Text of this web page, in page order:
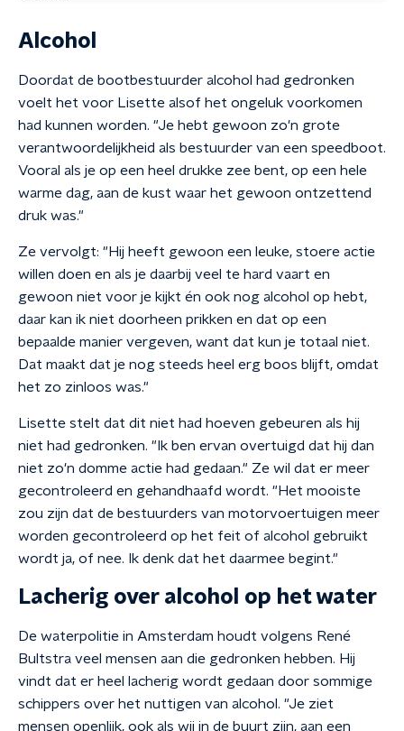
Alcohol
Doordat de bootbestuurder alcohol had gedronken
voelt het voor Lisette alsof het ongeluk voorkomen
had kunnen worden. "Je hebt gewoon zo'n grote
verantwoordelijkheid als bestuurder van een speedboot.
Vooral als je op een heel drukke zee bent, op een hele
warme dag, aan de kust waar het gewoon ontzettend
druk was."
Ze vervolgt: "Hij heeft gewoon een leuke, stoere actie
willen doen en als je daarbij veel te hard vaart en
gewoon niet voor je kijkt én ook nog alcohol op hebt,
daar kan ik niet doorheen prikken en dat op een
bepaalde manier vergeven, want dat kun je totaal niet.
Dat maakt dat je nog steeds heel erg boos blijft, omdat
het zo zinloos was."
Lisette stelt dat dit niet had hoeven gebeuren als hij
niet had gedronken. "Ik ben ervan overtuigd dat hij dan
niet zo'n domme actie had gedaan." Ze wil dat er meer
gecontroleerd en gehandhaafd wordt. "Het mooiste
zou zijn dat de bestuurders van motorvoertuigen meer
worden gecontroleerd op het feit of alcohol gebruikt
wordt ja, of nee. Ik denk dat het daarmee begint."
Lacherig over alcohol op het water
De waterpolitie in Amsterdam houdt volgens René
Bultstra veel mensen aan die gedronken hebben. Hij
vindt dat er heel lacherig wordt gedaan door sommige
schippers over het nuttigen van alcohol. "Je ziet
mensen openlijk, ook als wij in de buurt zijn, aan een